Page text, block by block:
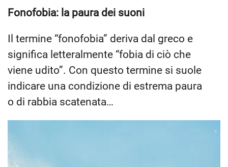
Fonofobia: la paura dei suoni
Il termine “fonofobia” deriva dal greco e
significa letteralmente “fobia di ciò che
viene udito”. Con questo termine si suole
indicare una condizione di estrema paura
o di rabbia scatenata…